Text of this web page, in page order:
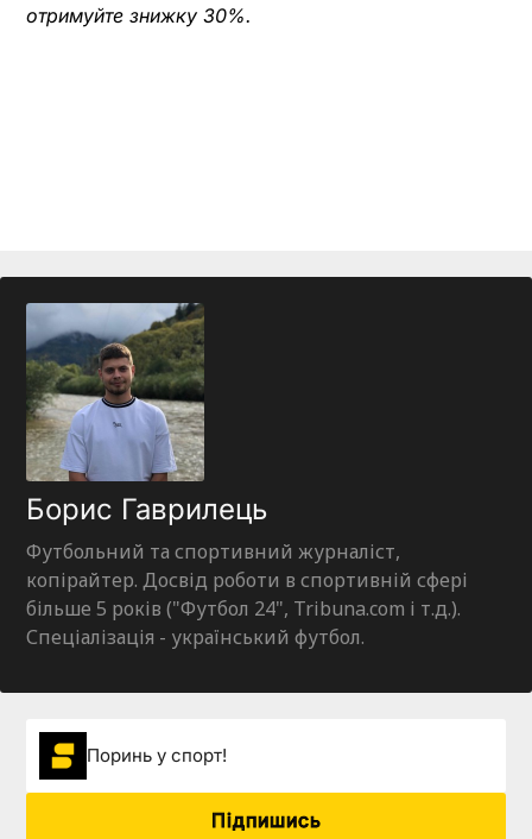
отримуйте знижку 30%.
Борис Гаврилець
Футбольний та спортивний журналіст,
копірайтер. Досвід роботи в спортивній сфері
більше 5 років ("Футбол 24", Tribuna.com і т.д.).
Спеціалізація - український футбол.
Поринь у спорт!
Підпишись